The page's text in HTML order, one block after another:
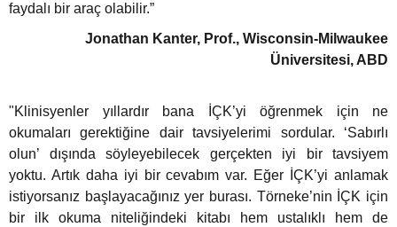
faydalı bir araç olabilir.”
Jonathan Kanter, Prof., Wisconsin-Milwaukee
Üniversitesi, ABD
"Klinisyenler yıllardır bana İÇK’yi öğrenmek için ne
okumaları gerektiğine dair tavsiyelerimi sordular. ‘Sabırlı
olun’ dışında söyleyebilecek gerçekten iyi bir tavsiyem
yoktu. Artık daha iyi bir cevabım var. Eğer İÇK’yi anlamak
istiyorsanız başlayacağınız yer burası. Törneke’nin İÇK için
bir ilk okuma niteliğindeki kitabı hem ustalıklı hem de